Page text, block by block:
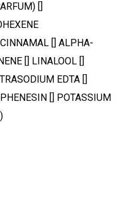
[]
[] ALPHA-
[] LINALOOL []
EDTA []
[] POTASSIUM